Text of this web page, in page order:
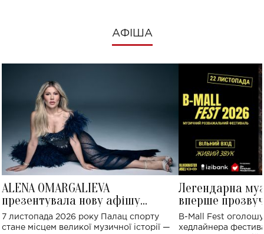
АФІША
ALENA OMARGALIEVA
презентувала нову афішу
великого концерту в Палаці
спорту
7 листопада 2026 року Палац спорту
стане місцем великої музичної історії —
Легендарна
вперше
Україні: де
B-Mall Fest
хедлайнера